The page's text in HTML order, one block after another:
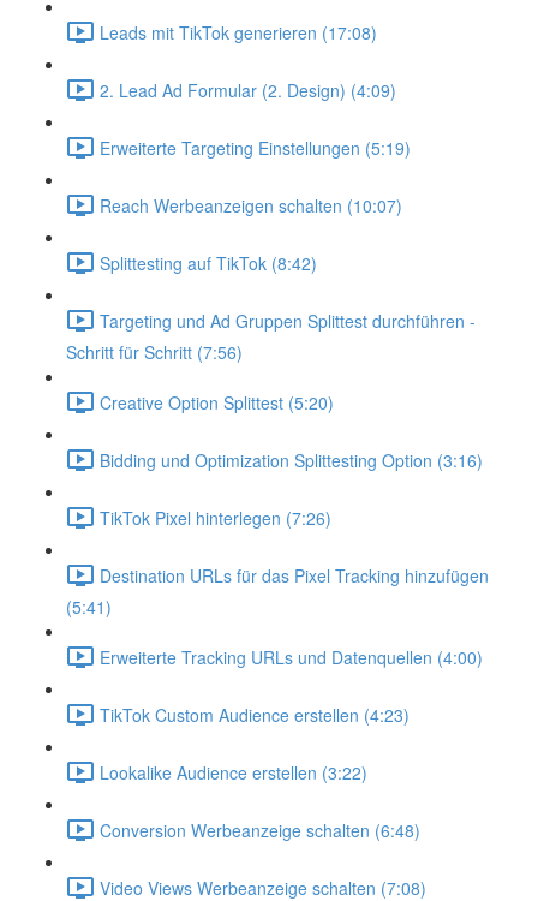
Leads mit TikTok generieren (17:08)
2. Lead Ad Formular (2. Design) (4:09)
Erweiterte Targeting Einstellungen (5:19)
Reach Werbeanzeigen schalten (10:07)
Splittesting auf TikTok (8:42)
Targeting und Ad Gruppen Splittest durchführen -
Schritt für Schritt (7:56)
Creative Option Splittest (5:20)
Bidding und Optimization Splittesting Option (3:16)
TikTok Pixel hinterlegen (7:26)
Destination URLs für das Pixel Tracking hinzufügen
(5:41)
Erweiterte Tracking URLs und Datenquellen (4:00)
TikTok Custom Audience erstellen (4:23)
Lookalike Audience erstellen (3:22)
Conversion Werbeanzeige schalten (6:48)
Video Views Werbeanzeige schalten (7:08)